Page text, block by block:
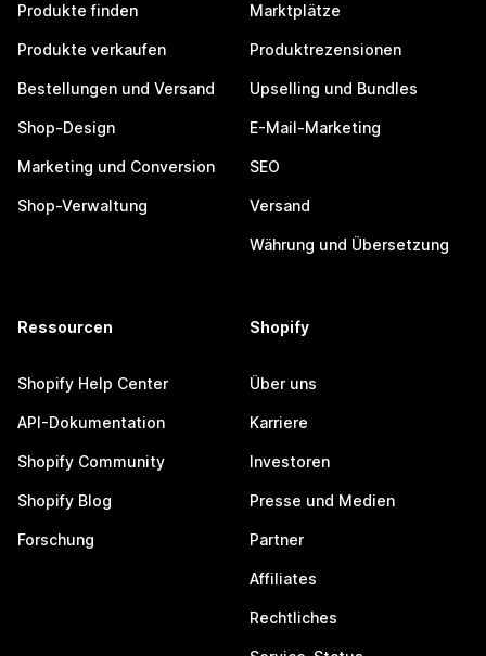
Produkte finden
Produkte verkaufen
Bestellungen und Versand
Shop-Design
Marketing und Conversion
Shop-Verwaltung
Marktplätze
Produktrezensionen
Upselling und Bundles
E-Mail-Marketing
SEO
Versand
Währung und Übersetzung
Ressourcen
Shopify Help Center
API-Dokumentation
Shopify Community
Shopify Blog
Forschung
Shopify
Über uns
Karriere
Investoren
Presse und Medien
Partner
Affiliates
Rechtliches